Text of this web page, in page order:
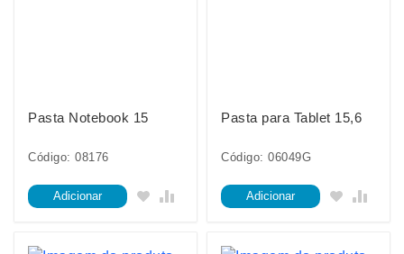
Pasta Notebook 15
Código: 08176
Adicionar
Pasta para Tablet 15,6
Código: 06049G
Adicionar